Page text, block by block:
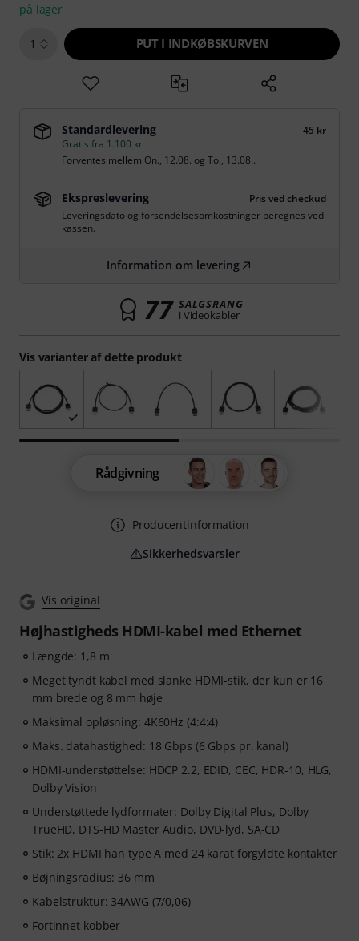
Vis original
Højhastigheds HDMI-kabel med Ethernet
Længde: 1,8 m
Meget tyndt kabel med slanke HDMI-stik, der kun er 16
mm brede og 8 mm høje
Maksimal opløsning: 4K60Hz (4:4:4)
Maks. datahastighed: 18 Gbps (6 Gbps pr. kanal)
HDMI-understøttelse: HDCP 2.2, EDID, CEC, HDR-10, HLG,
Dolby Vision
Understøttede lydformater: Dolby Digital Plus, Dolby
TrueHD, DTS-HD Master Audio, DVD-lyd, SA-CD
Stik: 2x HDMI han type A med 24 karat forgyldte kontakter
Bøjningsradius: 36 mm
Kabelstruktur: 34AWG (7/0,06)
Fortinnet kobber
Vis varianter af dette produkt
på lager
1 PUT I INDKØBSKURVEN
Standardlevering
45 kr
Gratis fra 1.100 kr
Forventes mellem On., 12.08. og To., 13.08..
Ekspreslevering
Pris ved checkud
Leveringsdato og forsendelsesomkostninger beregnes ved
kassen.
Information om levering
77 SALGSRANG
i Videokabler
Rådgivning
Producentinformation
Sikkerhedsvarsler